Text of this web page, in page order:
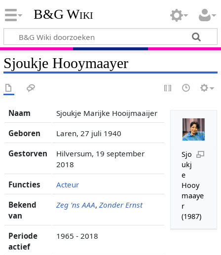
B&G Wiki
Sjoukje Hooymaayer
Sjo
ukj
e
Hooy
maaye
r
(1987)
Naam Sjoukje Marijke Hooijmaaijer
Geboren Laren, 27 juli 1940
Gestorven
Hilversum, 19 september
2018
Functies Acteur
Bekend
van
Zeg 'ns AAA, Zonder Ernst
Periode
actief
1965 - 2018